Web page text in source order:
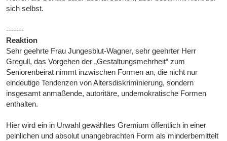
sich selbst.
-------
Reaktion
Sehr geehrte Frau Jungesblut-Wagner, sehr geehrter Herr
Gregull, das Vorgehen der „Gestaltungsmehrheit“ zum
Seniorenbeirat nimmt inzwischen Formen an, die nicht nur
eindeutige Tendenzen von Altersdiskriminierung, sondern
insgesamt anmaßende, autoritäre, undemokratische Formen
enthalten.
Hier wird ein in Urwahl gewähltes Gremium öffentlich in einer
peinlichen und absolut unangebrachten Form als minderbemittelt